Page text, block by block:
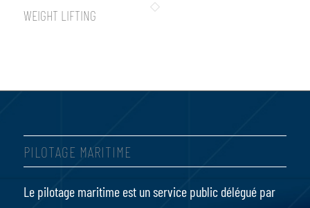
WEIGHT LIFTING
PILOTAGE MARITIME
Le pilotage maritimeest un service public délégué par